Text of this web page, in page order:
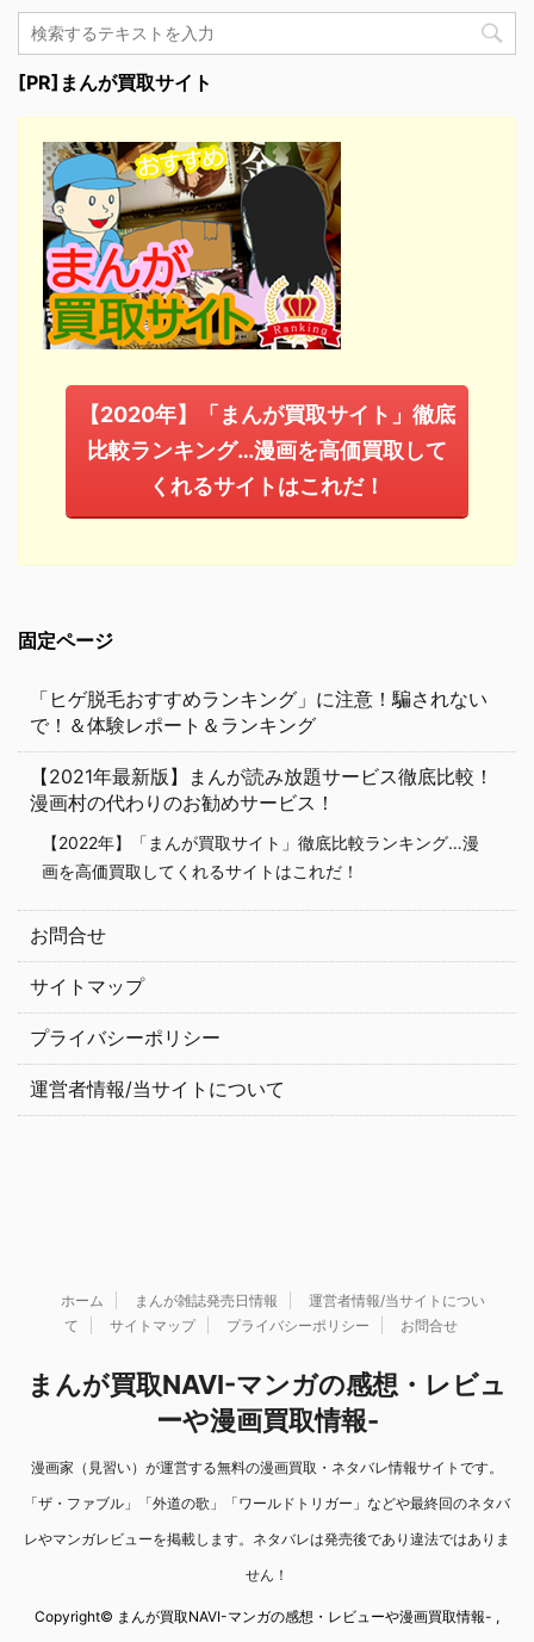
[PR]まんが買取サイト
【2020年】「まんが買取サイト」徹底
比較ランキング…漫画を高価買取して
くれるサイトはこれだ！
固定ページ
「ヒゲ脱毛おすすめランキング」に注意！騙されない
で！＆体験レポート＆ランキング
【2021年最新版】まんが読み放題サービス徹底比較！
漫画村の代わりのお勧めサービス！
【2022年】「まんが買取サイト」徹底比較ランキング…漫
画を高価買取してくれるサイトはこれだ！
お問合せ
サイトマップ
プライバシーポリシー
運営者情報/当サイトについて
ホーム まんが雑誌発売日情報
運営者情報/当サイトについ
て
サイトマップ プライバシーポリシー お問合せ
まんが買取NAVI-マンガの感想・レビュ
ーや漫画買取情報-
漫画家（見習い）が運営する無料の漫画買取・ネタバレ情報サイトです。
「ザ・ファブル」「外道の歌」「ワールドトリガー」などや最終回のネタバ
レやマンガレビューを掲載します。ネタバレは発売後であり違法ではありま
せん！
Copyright© まんが買取NAVI-マンガの感想・レビューや漫画買取情報- ,